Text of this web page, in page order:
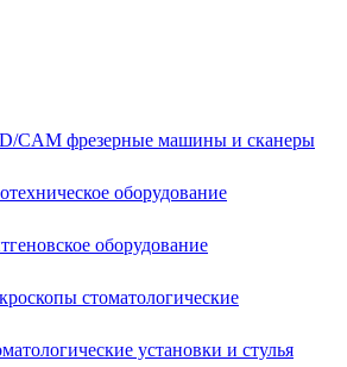
CAM фрезерные машины и сканеры
оборудование
оборудование
стоматологические
установки и стулья